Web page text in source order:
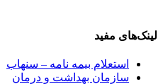
لینک‌های مفید
استعلام بیمه نامه – سنهاب
سازمان بهداشت و درمان